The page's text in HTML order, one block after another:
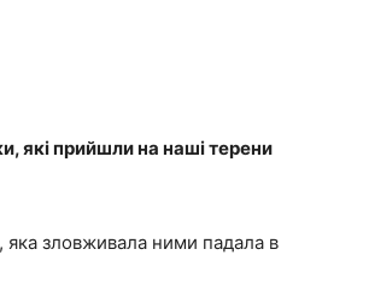
які прийшли на наші терени
яка зловживала ними падала в